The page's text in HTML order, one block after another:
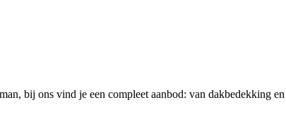
bij ons vind je een compleet aanbod: van dakbedekking